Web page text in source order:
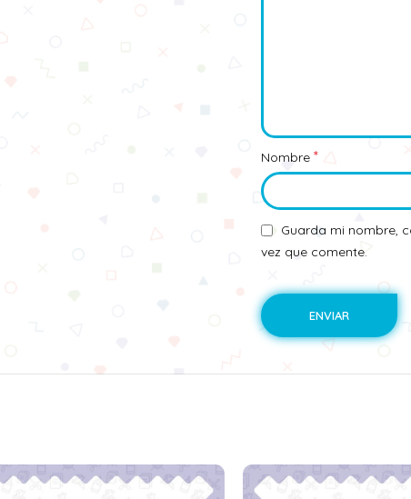
Nombre *
Guarda mi nombre,
vez que comente.